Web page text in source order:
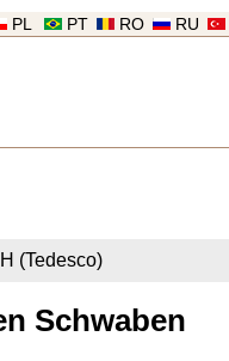
RU
RO
PT
PL
Schwaben